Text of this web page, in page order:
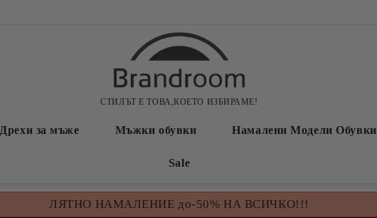
СТИЛЪТ Е ТОВА,КОЕТО ИЗБИРАМЕ!
Дрехи за мъже Мъжки обувки Намалени Модели Обувки
Sale
ЛЯТНО НАМАЛЕНИЕ до-50% НА ВСИЧКО!!!